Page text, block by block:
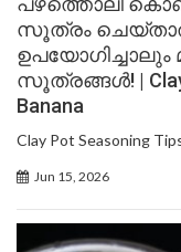
സൂത്രം
ഉപയോഗിച്ചാലും
സൂത്രങ്ങൾ! | Clay
Banana
Clay Pot Seasoning
Jun 15, 2026